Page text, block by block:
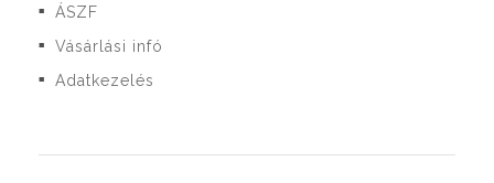
■ ÁSZF
■ Vásárlási infó
■ Adatkezelés